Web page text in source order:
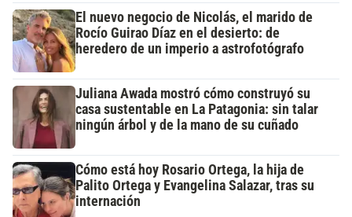
El nuevo negocio de Nicolás, el marido de
Rocío Guirao Díaz en el desierto: de
heredero de un imperio a astrofotógrafo
Juliana Awada mostró cómo construyó su
casa sustentable en La Patagonia: sin talar
ningún árbol y de la mano de su cuñado
Cómo está hoy Rosario Ortega, la hija de
Palito Ortega y Evangelina Salazar, tras su
internación